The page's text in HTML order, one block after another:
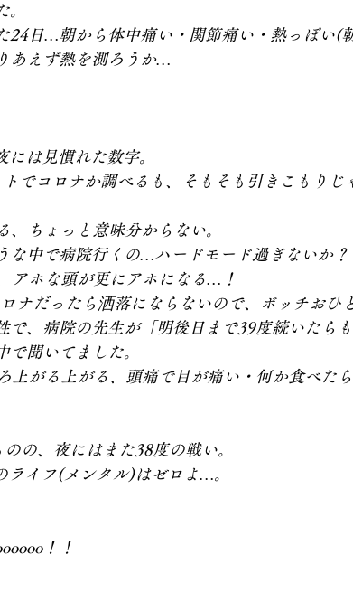
。
24日…朝から体中痛い・関節痛い・熱っぽい(
あえず熱を測ろうか…
は見慣れた数字。
でコロナか調べるも、そもそも引きこもりじ
ちょっと意味分からない。
な中で病院行くの…ハードモード過ぎないか？
アホな頭が更にアホになる…！
ナだったら洒落にならないので、ボッチおひ
で、病院の先生が「明後日まで39度続いたら
で聞いてました。
上がる上がる、頭痛で目が痛い・何か食べた
の、夜にはまた38度の戦い。
イフ(メンタル)はゼロよ…。
！！